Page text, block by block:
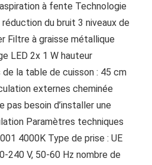
à fente Technologie
du bruit 3 niveaux de
Filtre à graisse métallique
LED 2x 1 W hauteur
la table de cuisson : 45 cm
externes cheminée
besoin d’installer une
Paramètres techniques
4000K Type de prise : UE
240 V, 50-60 Hz nombre de